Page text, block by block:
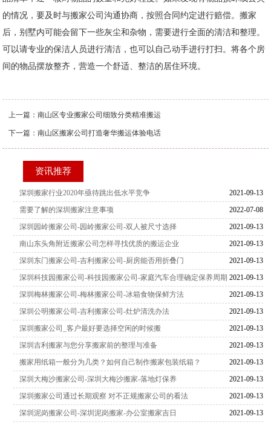
的情况，要及时与搬家公司沟通协商，按照合同约定进行赔偿。搬家
后，别墅内可能会留下一些灰尘和杂物，需要进行全面的清洁和整理。
可以请专业的保洁人员进行清洁，也可以自己动手进行打扫。将各个房
间的物品摆放整齐，营造一个舒适、整洁的居住环境。
上一篇：南山区专业搬家公司细致分类精准搬运
下一篇：南山区搬家公司打造奢华搬运体验电话
资讯推荐
2021-09-13
深圳搬家行业2020年亟待跳出低水平竞争
2022-07-08
需要了解的深圳搬家注意事项
2021-09-13
深圳园岭搬家公司-园岭搬家公司-双人被尺寸选择
2021-09-13
南山东头角附近搬家公司怎样寻找优质的搬运企业
2021-09-13
深圳东门搬家公司-吉利搬家公司-厨房能否用折叠门
2021-09-13
深圳科技园搬家公司-科技园搬家公司-家庭汽车合理确定保养周期
2021-09-13
深圳梅林搬家公司-梅林搬家公司-冰箱食物保鲜方法
2021-09-13
深圳公明搬家公司-吉利搬家公司-灶炉清洗办法
2021-09-13
深圳搬家公司_客户最好要选择空闲的时候搬
2021-09-13
深圳吉利搬家与您分享搬家前的整理与准备
2021-09-13
搬家用纸箱一般分为几类？如何自己制作搬家包装纸箱？
2021-09-13
深圳大梅沙搬家公司-深圳大梅沙搬家-落地灯保养
2021-09-13
深圳搬家公司通过长期观察 对不正规搬家公司的看法
2021-09-13
深圳泥岗搬家公司-深圳泥岗搬家-办公室搬家吉日